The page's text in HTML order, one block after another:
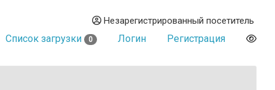
Незарегистрированный посетитель
Список загрузки 0 Логин Регистрация